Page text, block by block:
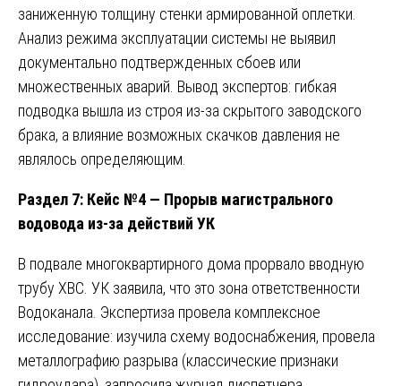
заниженную толщину стенки армированной оплетки.
Анализ режима эксплуатации системы не выявил
документально подтвержденных сбоев или
множественных аварий. Вывод экспертов: гибкая
подводка вышла из строя из-за скрытого заводского
брака, а влияние возможных скачков давления не
являлось определяющим.
Раздел 7: Кейс №4 — Прорыв магистрального
водовода из-за действий УК
В подвале многоквартирного дома прорвало вводную
трубу ХВС. УК заявила, что это зона ответственности
Водоканала. Экспертиза провела комплексное
исследование: изучила схему водоснабжения, провела
металлографию разрыва (классические признаки